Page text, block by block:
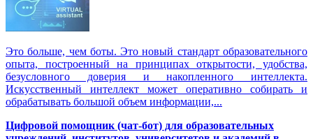
Это больше, чем боты. Это новый стандарт образовательного
опыта, построенный на принципах открытости, удобства,
безусловного доверия и накопленного интеллекта.
Искусственный интеллект может оперативно собирать и
обрабатывать большой объем информации,...
Цифровой помощник (чат-бот) для образовательных